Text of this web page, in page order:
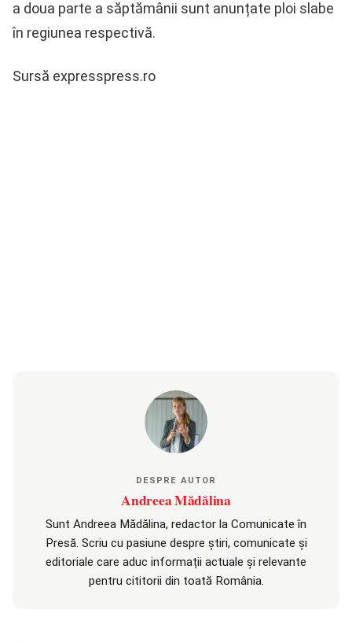
a doua parte a săptămânii sunt anunțate ploi slabe
în regiunea respectivă.
Sursă expresspress.ro
DESPRE AUTOR
Andreea Mădălina
Sunt Andreea Mădălina, redactor la Comunicate în
Presă. Scriu cu pasiune despre știri, comunicate și
editoriale care aduc informații actuale și relevante
pentru cititorii din toată România.